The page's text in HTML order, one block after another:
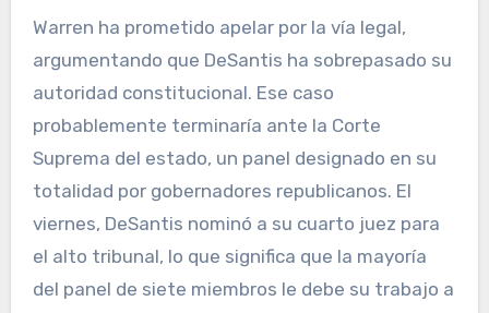
Warren ha prometido apelar por la vía legal,
argumentando que DeSantis ha sobrepasado su
autoridad constitucional. Ese caso
probablemente terminaría ante la Corte
Suprema del estado, un panel designado en su
totalidad por gobernadores republicanos. El
viernes, DeSantis nominó a su cuarto juez para
el alto tribunal, lo que significa que la mayoría
del panel de siete miembros le debe su trabajo a